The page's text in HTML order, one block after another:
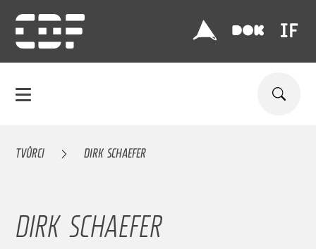
TVŮRCI DIRK SCHAEFER
DIRK SCHAEFER